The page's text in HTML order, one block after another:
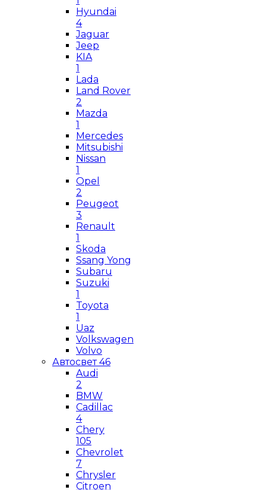
Hyundai
4
Jaguar
Jeep
KIA
1
Lada
Land Rover
2
Mazda
1
Mercedes
Mitsubishi
Nissan
1
Opel
2
Peugeot
3
Renault
1
Skoda
Ssang Yong
Subaru
Suzuki
1
Toyota
1
Uaz
Volkswagen
Volvo
Автосвет46
Audi
2
BMW
Cadillac
4
Chery
105
Chevrolet
7
Chrysler
Citroen